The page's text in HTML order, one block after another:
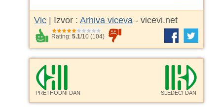
Vic | Izvor :Arhiva viceva - vicevi.net
Rating:5.1/10 (104)
PRETHODNI DAN SLEDEĆI DAN